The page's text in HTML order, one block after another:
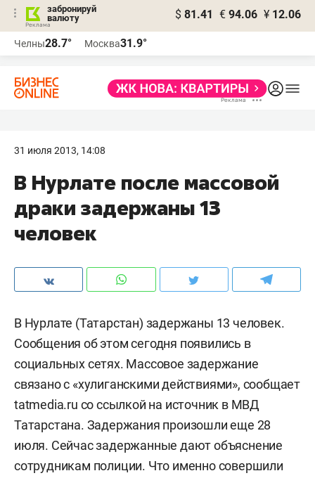
забронируй
валюту
$ 81.41 € 94.06 ¥ 12.06
Челны28.7° Москва31.9°
31 июля 2013, 14:08
В Нурлате после массовой
драки задержаны 13
человек
В Нурлате (Татарстан) задержаны 13 человек.
Сообщения об этом сегодня появились в
социальных сетях. Массовое задержание
связано с «хулиганскими действиями», сообщает
tatmedia.ru со ссылкой на источник в МВД
Татарстана. Задержания произошли еще 28
июля. Сейчас задержанные дают объяснение
сотрудникам полиции. Что именно совершили